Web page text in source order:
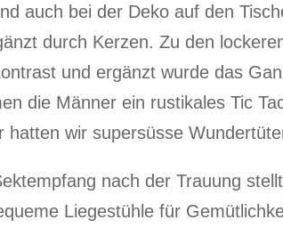
auch bei der Deko auf den
durch Kerzen. Zu den
und ergänzt wurde das
die Männer ein rustikales Tic
hatten wir supersüsse
nach der Trauung
Liegestühle für